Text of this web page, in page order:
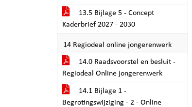
13.5 Bijlage 5 - Concept
Kaderbrief 2027 - 2030
14 Regiodeal online jongerenwerk
14.0 Raadsvoorstel en besluit -
Regiodeal Online jongerenwerk
14.1 Bijlage 1 -
Begrotingswijziging - 2 - Online